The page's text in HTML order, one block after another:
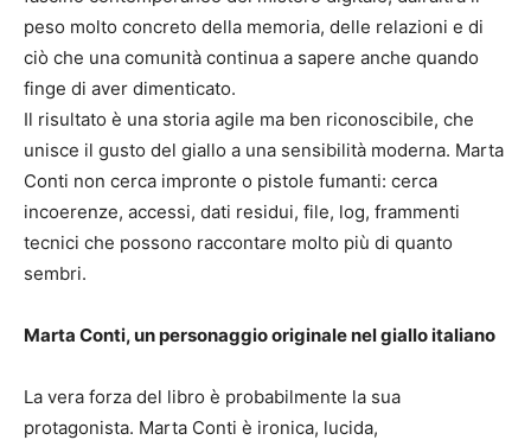
peso molto concreto della memoria, delle relazioni e di
ciò che una comunità continua a sapere anche quando
finge di aver dimenticato.
Il risultato è una storia agile ma ben riconoscibile, che
unisce il gusto del giallo a una sensibilità moderna. Marta
Conti non cerca impronte o pistole fumanti: cerca
incoerenze, accessi, dati residui, file, log, frammenti
tecnici che possono raccontare molto più di quanto
sembri.
Marta Conti, un personaggio originale nel giallo italiano
La vera forza del libro è probabilmente la sua
protagonista. Marta Conti è ironica, lucida,